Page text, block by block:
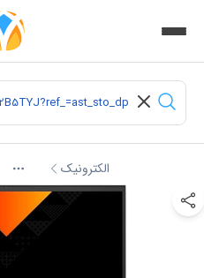
الکترونیک More